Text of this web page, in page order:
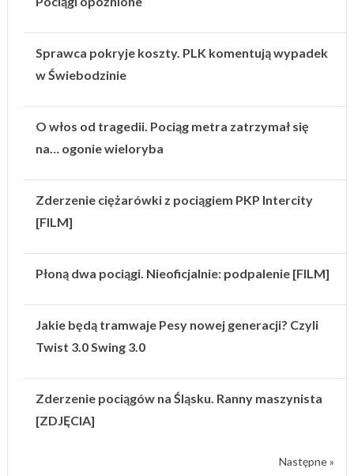
Sprawca pokryje koszty. PLK komentują wypadek
w Świebodzinie
O włos od tragedii. Pociąg metra zatrzymał się
na… ogonie wieloryba
Zderzenie ciężarówki z pociągiem PKP Intercity
[FILM]
Płoną dwa pociągi. Nieoficjalnie: podpalenie [FILM]
Jakie będą tramwaje Pesy nowej generacji? Czyli
Twist 3.0 Swing 3.0
Zderzenie pociągów na Śląsku. Ranny maszynista
[ZDJĘCIA]
Następne »